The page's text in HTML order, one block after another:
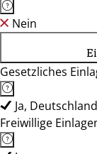
Nein
Gesetzliches
Ja, Deutschland
Freiwillige